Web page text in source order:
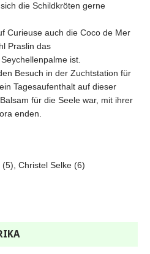
die Schildkröten gerne
Curieuse auch die Coco de Mer
Praslin das
ist.
Besuch in der Zuchtstation für
Tagesaufenthalt auf dieser
für die Seele war, mit ihrer
enden.
Christel Selke (6)